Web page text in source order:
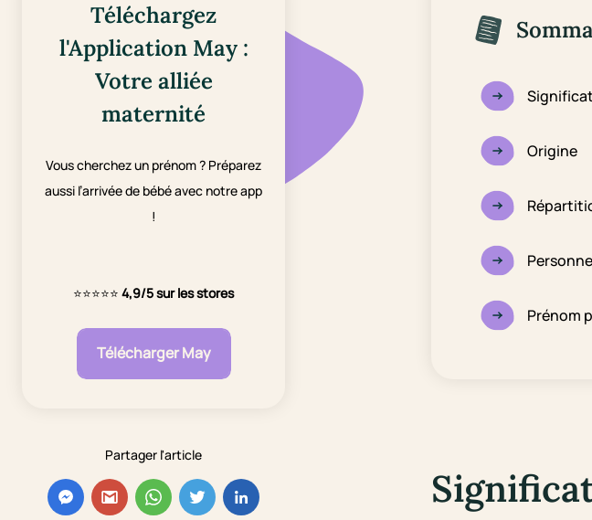
Téléchargez
l'Application May :
Votre alliée
maternité
Vous cherchez un prénom ? Préparez
aussi l’arrivée de bébé avec notre app
!
⭐⭐⭐⭐⭐ 4,9/5 sur les stores
Télécharger May
Partager l'article
Origine
Prénom